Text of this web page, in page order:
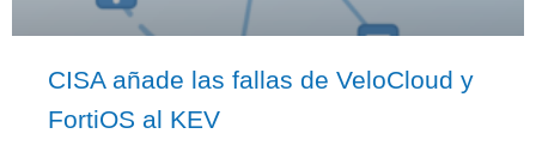
CISA añade las fallas de VeloCloud y
FortiOS al KEV